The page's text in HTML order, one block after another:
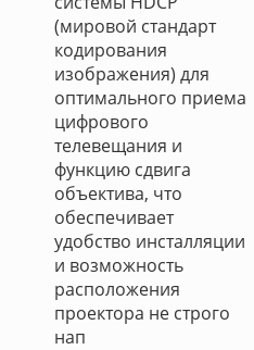
(мировой стандарт
кодирования
изображения) для
оптимального приема
цифрового
телевещания и
функцию сдвига
объектива, что
обеспечивает
удобство инсталляции
и возможность
расположения
проектора не строго
нап